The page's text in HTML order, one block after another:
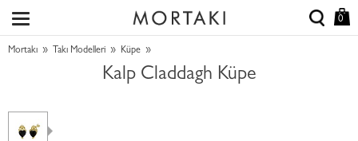
0
Mortakı » Takı Modelleri » Küpe »
Kalp Claddagh Küpe